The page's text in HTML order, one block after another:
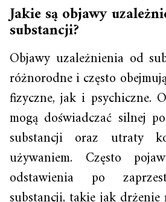
Jakie są objawy
substancji?
Objawy uzależnienia od
różnorodne i często
fizyczne, jak i psychiczne.
mogą doświadczać silnej
substancji oraz utraty
używaniem. Często
odstawienia po